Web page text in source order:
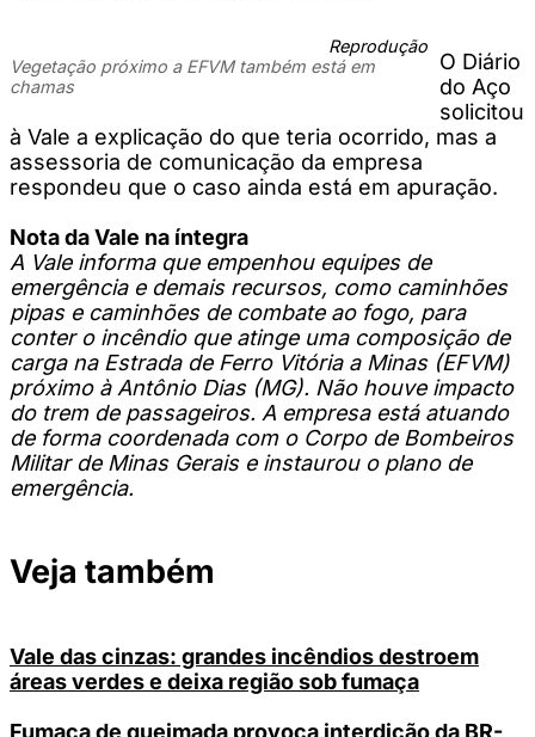
Reprodução
Vegetação próximo a EFVM também está em
chamas
O Diário
do Aço
solicitou
à Vale a explicação do que teria ocorrido, mas a
assessoria de comunicação da empresa
respondeu que o caso ainda está em apuração.
Nota da Vale na íntegra
A Vale informa que empenhou equipes de
emergência e demais recursos, como caminhões
pipas e caminhões de combate ao fogo, para
conter o incêndio que atinge uma composição de
carga na Estrada de Ferro Vitória a Minas (EFVM)
próximo à Antônio Dias (MG). Não houve impacto
do trem de passageiros. A empresa está atuando
de forma coordenada com o Corpo de Bombeiros
Militar de Minas Gerais e instaurou o plano de
emergência.
Veja também
Vale das cinzas: grandes incêndios destroem
áreas verdes e deixa região sob fumaça
Fumaça de queimada provoca interdição da BR-